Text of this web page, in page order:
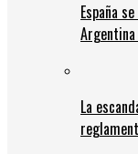
España
La